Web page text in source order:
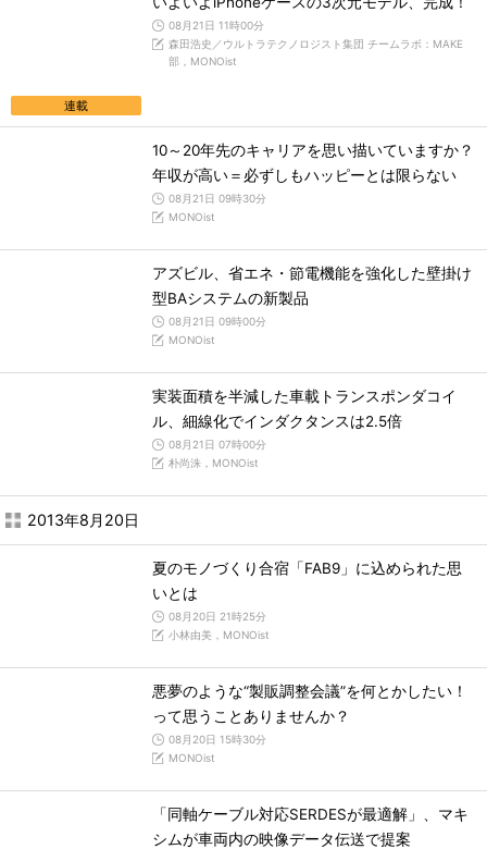
連載
08月21日 11時00分
森田浩史／ウルトラテクノロジスト集団 チームラボ：MAKE
部，MONOist
10～20年先のキャリアを思い描いていますか？
年収が高い＝必ずしもハッピーとは限らない
08月21日 09時30分
MONOist
アズビル、省エネ・節電機能を強化した壁掛け
型BAシステムの新製品
08月21日 09時00分
MONOist
実装面積を半減した車載トランスポンダコイ
ル、細線化でインダクタンスは2.5倍
08月21日 07時00分
朴尚洙，MONOist
2013年8月20日
夏のモノづくり合宿「FAB9」に込められた思
いとは
08月20日 21時25分
小林由美，MONOist
悪夢のような“製販調整会議”を何とかしたい！
って思うことありませんか？
08月20日 15時30分
MONOist
「同軸ケーブル対応SERDESが最適解」、マキ
シムが車両内の映像データ伝送で提案